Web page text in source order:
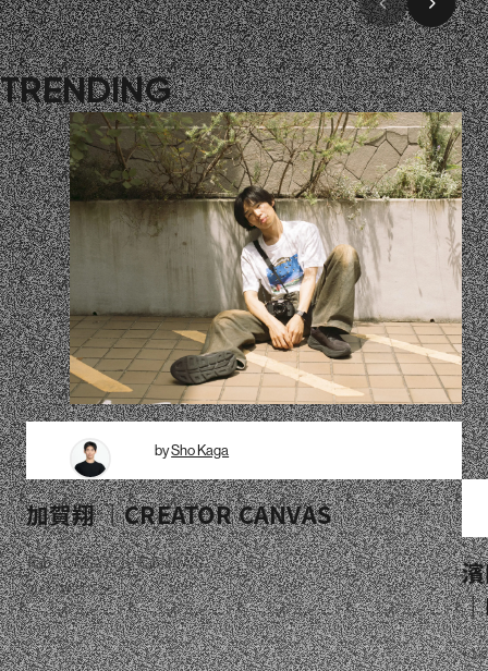
TRENDING
bySho Kaga
加賀翔 ｜CREATOR CANVAS
Job CREATOR CANVAS
Oct 09. 2025
濱
Job